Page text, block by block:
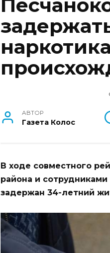
АВТОР
Газета Колос
В ходе совместного
района и
задержан 34-летний